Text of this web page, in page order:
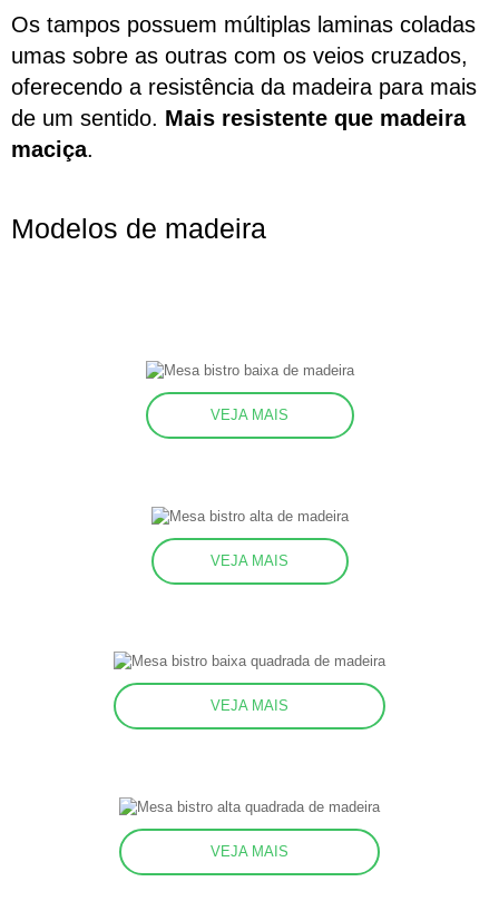
Os tampos possuem múltiplas laminas coladas
umas sobre as outras com os veios cruzados,
oferecendo a resistência da madeira para mais
de um sentido. Mais resistente que madeira
maciça.
Modelos de madeira
VEJA MAIS
VEJA MAIS
VEJA MAIS
VEJA MAIS